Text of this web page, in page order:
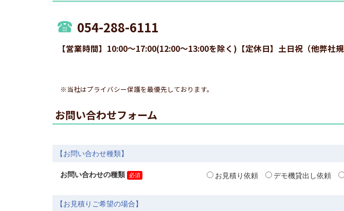
054-288-6111
【営業時間】10:00～17:00(12:00～13:00を除く)【定休日】土日祝（他弊社規
※当社はプライバシー保護を最優先しております。
お問い合わせフォーム